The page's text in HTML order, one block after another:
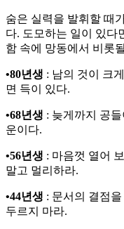
숨은 실력을 발휘할 때
다. 도모하는 일이 있다
함 속에 망동에서 비롯
•80년생 : 남의 것이 크
면 득이 있다.
•68년생 : 늦게까지 공
운이다.
•56년생 : 마음껏 열어
말고 멀리하라.
•44년생 : 문서의 결점
두르지 마라.